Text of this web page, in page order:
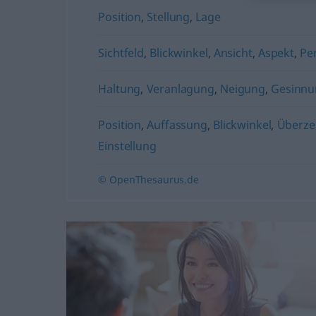
Position, Stellung, Lage
Sichtfeld, Blickwinkel, Ansicht, Aspekt,
Haltung, Veranlagung, Neigung,
Position,Auffassung, Blickwinkel,
Einstellung
© OpenThesaurus.de